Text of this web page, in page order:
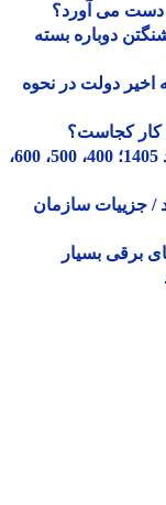
می آورد؟
دوباره بسته
دولت در نحوه
کجاست؟
قیمت سکه پارسیان امروز یکشنبه 18 مرداد 1405؛ 400، 500، 600،
مرداد / جزییات سازمان
بسیار